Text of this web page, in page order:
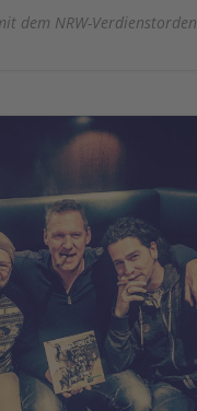
dem NRW-Verdienstorden